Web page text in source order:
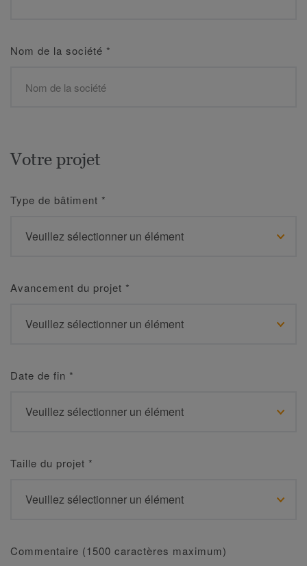
Nom de la société *
Votre projet
Type de bâtiment *
Avancement du projet *
Date de fin *
Taille du projet *
Commentaire (1500 caractères maximum)